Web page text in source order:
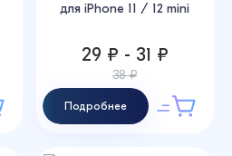
для iPhone 11 / 12 mini
29 ₽ - 31 ₽
38 ₽
Подробнее